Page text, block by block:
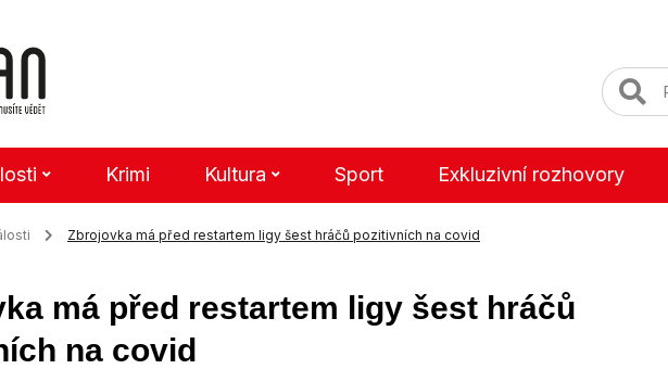
Krimi Kultura Sport Exkluzivní rozhovory
Zbrojovka má před restartem ligy šest hráčů pozitivních na covid
má před restartem ligy šest hráčů
na covid